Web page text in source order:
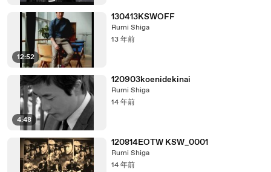
12:52
130413KSWOFF
Rumi Shiga
13 年前
4:48
120903koenidekinai
Rumi Shiga
14 年前
120814EOTW KSW_0001
Rumi Shiga
14 年前